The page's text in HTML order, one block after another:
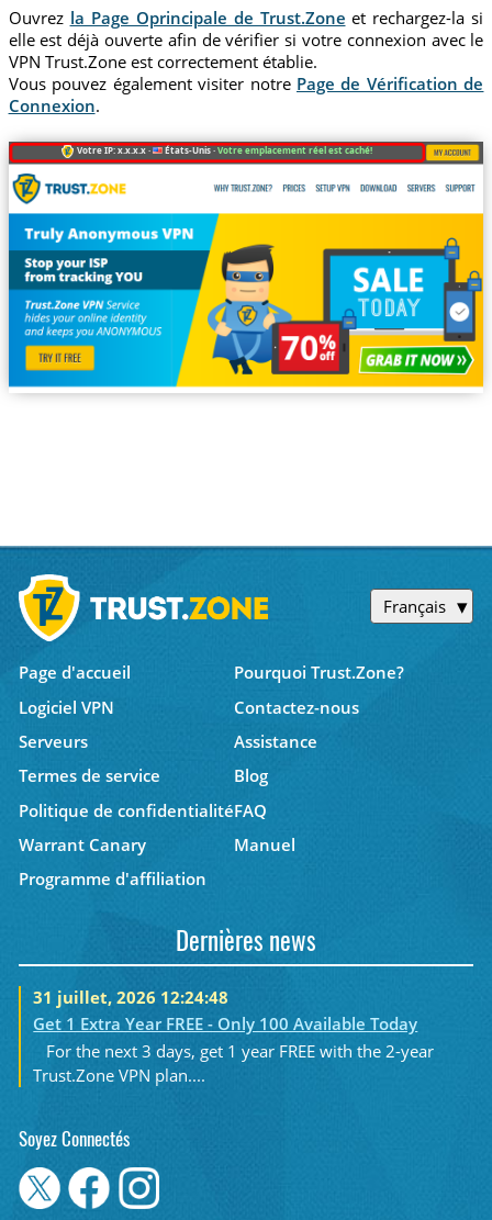
Ouvrez la Page Oprincipale de Trust.Zone et rechargez-la si
elle est déjà ouverte afin de vérifier si votre connexion avec le
VPN Trust.Zone est correctement établie.
Vous pouvez également visiter notre Page de Vérification de
Connexion.
Votre IP: x.x.x.x · États-Unis ·Votre emplacement réel est caché!
Français
Page d'accueil
Pourquoi Trust.Zone?
Logiciel VPN
Contactez-nous
Serveurs
Assistance
Termes de service
Blog
Politique de confidentialitéFAQ
Warrant Canary
Manuel
Programme d'affiliation
Dernières news
31 juillet, 2026 12:24:48
Get 1 Extra Year FREE - Only 100 Available Today
For the next 3 days, get 1 year FREE with the 2-year
Trust.Zone VPN plan....
Soyez Connectés